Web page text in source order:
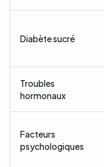
Diabète sucré
Troubles
hormonaux
Facteurs
psychologiques